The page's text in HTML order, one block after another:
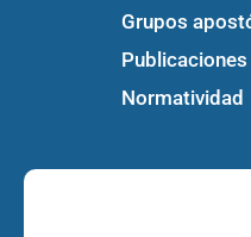
Grupos
Normatividad